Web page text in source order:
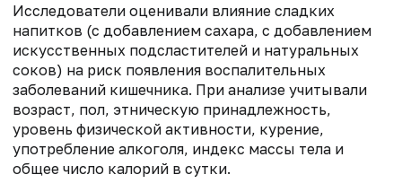
Исследователи оценивали влияние сладких
напитков (с добавлением сахара, с добавлением
искусственных подсластителей и натуральных
соков) на риск появления воспалительных
заболеваний кишечника. При анализе учитывали
возраст, пол, этническую принадлежность,
уровень физической активности, курение,
употребление алкоголя, индекс массы тела и
общее число калорий в сутки.